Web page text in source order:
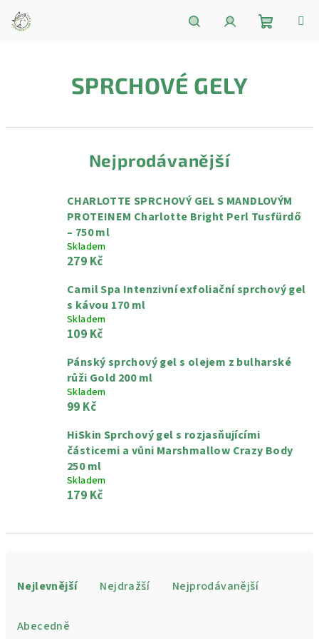
obsah
SPRCHOVÉ GELY
Nejprodávanější
CHARLOTTE SPRCHOVÝ GEL S MANDLOVÝM
PROTEINEM Charlotte Bright Perl Tusfürdő
– 750 ml
Skladem
279 Kč
Camil Spa Intenzivní exfoliační sprchový gel
s kávou 170 ml
Skladem
109 Kč
Pánský sprchový gel s olejem z bulharské
růži Gold 200 ml
Skladem
99 Kč
HiSkin Sprchový gel s rozjasňujícími
částicemi a vůni Marshmallow Crazy Body
250 ml
Skladem
179 Kč
Nejlevnější Nejdražší Nejprodávanější
Abecedně